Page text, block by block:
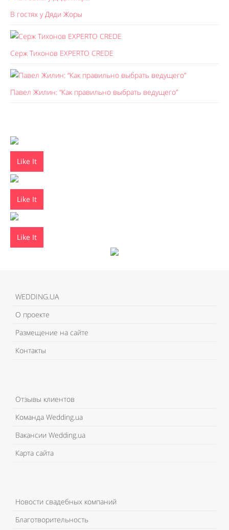
В гостях у Дяди Жоры
Серж Тихонов EXPERTO CREDE
Павел Жилин: “Как правильно выбрать ведущего”
Like It
Like It
Like It
WEDDING.UA
О проекте
Размещение на сайте
Контакты
Отзывы клиентов
Команда Wedding.ua
Вакансии Wedding.ua
Карта сайта
Новости свадебных компаний
Благотворительность